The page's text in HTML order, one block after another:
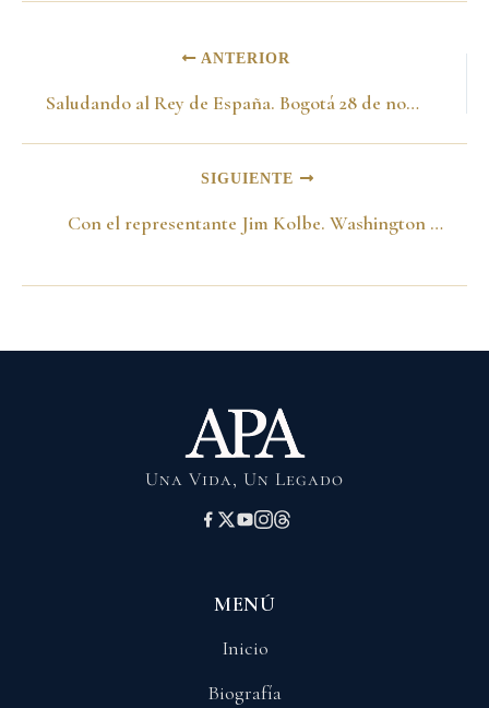
ANTERIOR
Saludando al Rey de España. Bogotá 28 de noviembre del 2001
SIGUIENTE
Con el representante Jim Kolbe. Washington 8 de noviembre del 2001
Una Vida, Un Legado
MENÚ
Inicio
Biografía